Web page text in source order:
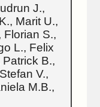
J.,
Marit U.,
Florian S.,
L., Felix
B.,
V.,
M.B.,